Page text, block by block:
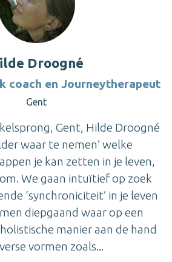
Droogné
coach en Journeytherapeut
Gent
Gent, Hilde Droogné
waar te nemen’ welke
je kan zetten in je leven,
We gaan intuïtief op zoek
‘synchroniciteit’ in je leven
diepgaand waar op een
manier aan de hand
vormen zoals...